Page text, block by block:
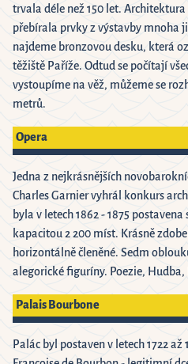
trvala déle než 150 let.
přebírala prvky z výstavby mnoha
najdeme bronzovou desku, která
těžiště Paříže. Odtud se počítají
vystoupíme na věž, můžeme se
metrů.
Opera
Jedna z nejkrásnějších
Charles Garnier vyhrál konkurs
byla v letech 1862 - 1875
kapacitou 2 200 míst. Krásně
horizontálně členěné. Sedm
alegorické figuríny. Poezie, Hudba,
Palais Bourbone
Palác byl postaven v letech 1722